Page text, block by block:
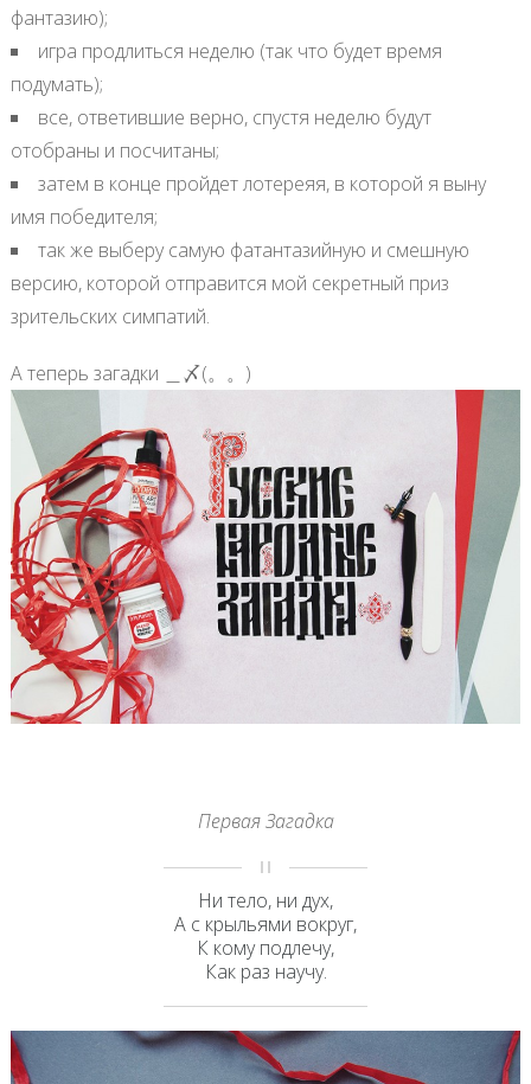
фантазию);
игра продлиться неделю (так что будет время
подумать);
все, ответившие верно, спустя неделю будут
отобраны и посчитаны;
затем в конце пройдет лотереяя, в которой я выну
имя победителя;
так же выберу самую фатантазийную и смешную
версию, которой отправится мой секретный приз
зрительских симпатий.
А теперь загадки ＿〆(。。)
Первая Загадка
Ни тело, ни дух,
А с крыльями вокруг,
К кому подлечу,
Как раз научу.